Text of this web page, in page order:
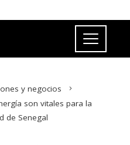
y negocios
son vitales para la
de Senegal